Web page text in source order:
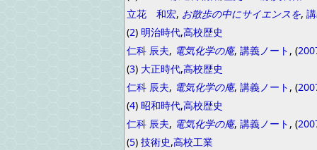
立花 和宏, お散歩の中にサイエンスを,
(2) 明治時代,高校歴史
仁科 辰夫, 電気化学の庵, 講義ノート , (
(3) 大正時代,高校歴史
仁科 辰夫, 電気化学の庵, 講義ノート , (
(4) 昭和時代,高校歴史
仁科 辰夫, 電気化学の庵, 講義ノート , (
(5) 技術史,高校工業